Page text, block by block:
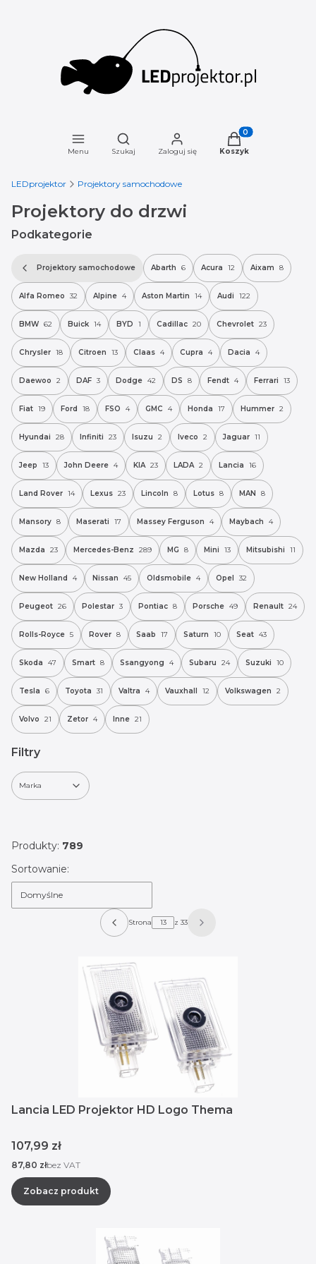
Menu
Otwórz wyszukiwarkę
Szukaj Zaloguj się
Produkty w
Koszyk
LEDprojektor Projektory samochodowe
Projektory do drzwi
Podkategorie
Projektory samochodowe Abarth 6 Acura 12 Aixam 8
Alfa Romeo 32 Alpine 4 Aston Martin 14 Audi 122
BMW 62 Buick 14 BYD 1 Cadillac 20 Chevrolet 23
Chrysler 18 Citroen 13 Claas 4 Cupra 4 Dacia 4
Daewoo 2 DAF 3 Dodge 42 DS 8 Fendt 4 Ferrari 13
Fiat 19 Ford 18 FSO 4 GMC 4 Honda 17 Hummer 2
Hyundai 28 Infiniti 23 Isuzu 2 Iveco 2 Jaguar 11
Jeep 13 John Deere 4 KIA 23 LADA 2 Lancia 16
Land Rover 14 Lexus 23 Lincoln 8 Lotus 8 MAN 8
Mansory 8 Maserati 17 Massey Ferguson 4 Maybach 4
Mazda 23 Mercedes-Benz 289 MG 8 Mini 13 Mitsubishi 11
New Holland 4 Nissan 45 Oldsmobile 4 Opel 32
Peugeot 26 Polestar 3 Pontiac 8 Porsche 49 Renault 24
Rolls-Royce 5 Rover 8 Saab 17 Saturn 10 Seat 43
Skoda 47 Smart 8 Ssangyong 4 Subaru 24 Suzuki 10
Tesla 6 Toyota 31 Valtra 4 Vauxhall 12 Volkswagen 2
Volvo 21 Zetor 4 Inne 21
Filtry
Marka
Produkty: 789
Lista produktów
Sortowanie:
Domyślne
Poprzednie produkty
Strona z 33 Następne produkty
Lancia LED Projektor HD Logo Thema
Cena
107,99 zł
Cena
87,80 złbez VAT
Zobacz produkt